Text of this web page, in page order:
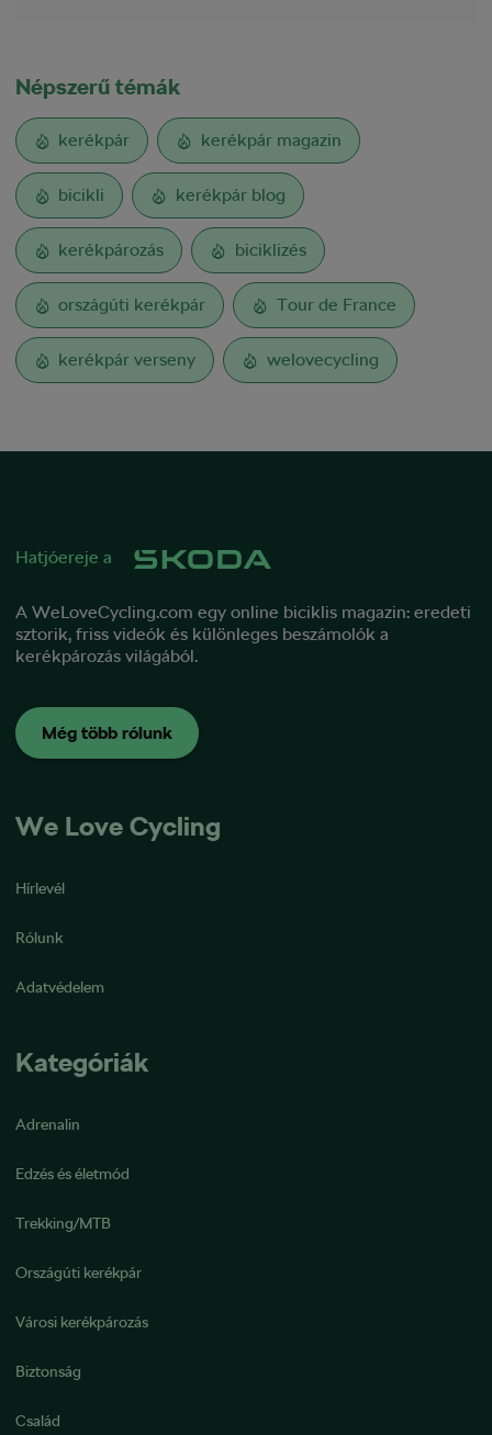
Népszerű témák
kerékpár kerékpár magazin
bicikli kerékpár blog
kerékpározás biciklizés
országúti kerékpár Tour de France
kerékpár verseny welovecycling
Hatjóereje a
A WeLoveCycling.com egy online biciklis magazin: eredeti
sztorik, friss videók és különleges beszámolók a
kerékpározás világából.
Még több rólunk
We Love Cycling
Hírlevél
Rólunk
Adatvédelem
Kategóriák
Adrenalin
Edzés és életmód
Trekking/MTB
Országúti kerékpár
Városi kerékpározás
Biztonság
Család